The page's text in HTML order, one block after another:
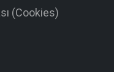
(Cookies)